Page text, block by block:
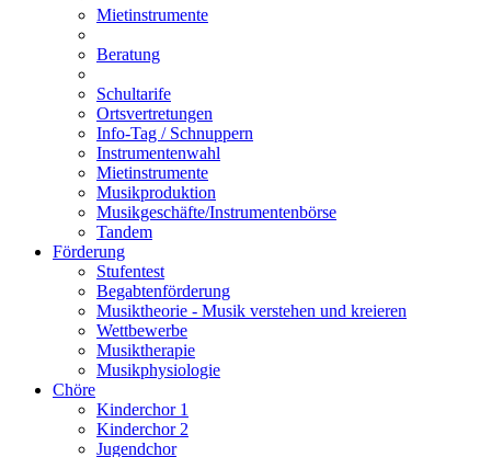
Mietinstrumente
Beratung
Schultarife
Ortsvertretungen
Info-Tag / Schnuppern
Instrumentenwahl
Mietinstrumente
Musikproduktion
Musikgeschäfte/Instrumentenbörse
Tandem
Förderung
Stufentest
Begabtenförderung
Musiktheorie - Musik verstehen und kreieren
Wettbewerbe
Musiktherapie
Musikphysiologie
Chöre
Kinderchor 1
Kinderchor 2
Jugendchor